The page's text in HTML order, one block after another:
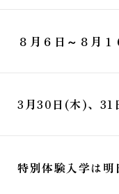
８月６日～８月
3月30日(木)、31
特別体験入学は明